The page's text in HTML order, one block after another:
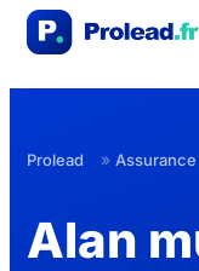
Prolead » Assurance
Alan